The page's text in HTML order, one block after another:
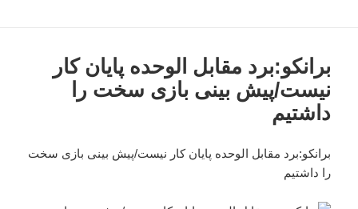
برانکو:برد مقابل الوحده پایان کار
نیست/پیش بینی بازی سخت را
داشتیم
برانکو:برد مقابل الوحده پایان کار نیست/پیش بینی بازی سخت
را داشتیم